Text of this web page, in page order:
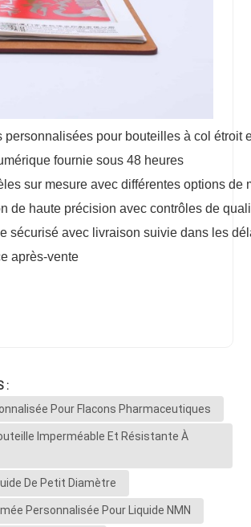
personnalisées pour bouteilles à col étroit
fournie sous 48 heures
sur mesure avec différentes options de
de haute précision avec contrôles de
sécurisé avec livraison suivie dans les
après-vente
:
Pour Flacons Pharmaceutiques
Imperméable Et Résistante À
De Petit Diamètre
Personnalisée Pour Liquide NMN